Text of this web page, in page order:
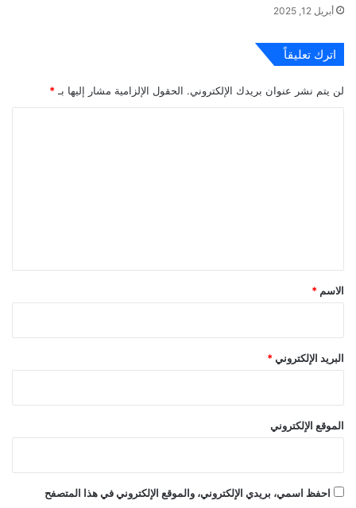
أبريل 12, 2025
اترك تعليقاً
لن يتم نشر عنوان بريدك الإلكتروني. الحقول الإلزامية مشار إليها بـ *
*
الاسم *
البريد الإلكتروني *
الموقع الإلكتروني
احفظ اسمي، بريدي الإلكتروني، والموقع الإلكتروني في هذا المتصفح